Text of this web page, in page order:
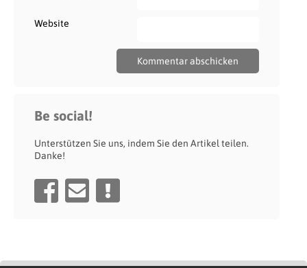
Website
Be social!
Unterstützen Sie uns, indem Sie den Artikel teilen.
Danke!